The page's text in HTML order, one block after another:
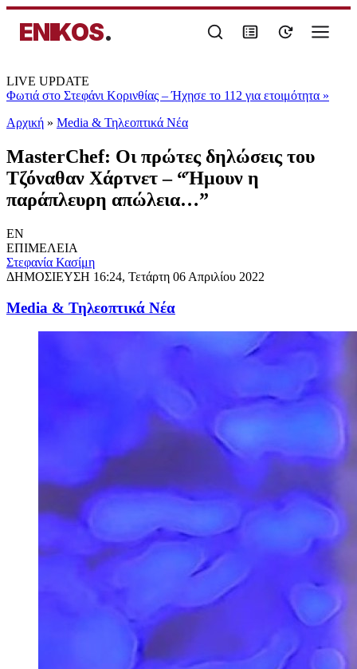
ENIKOS.
LIVE UPDATE
Φωτιά στο Στεφάνι Κορινθίας – Ήχησε το 112 για ετοιμότητα »
Αρχική » Media & Τηλεοπτικά Νέα
MasterChef: Οι πρώτες δηλώσεις του
Τζόναθαν Χάρτνετ – “Ήμουν η
παράπλευρη απώλεια…”
EN
ΕΠΙΜΕΛΕΙΑ
Στεφανία Κασίμη
ΔΗΜΟΣΙΕΥΣΗ 16:24, Τετάρτη 06 Απριλίου 2022
Media & Τηλεοπτικά Νέα